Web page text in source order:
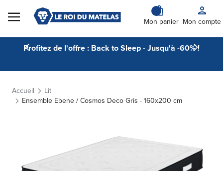
Skip to Content
Mon panier Mon compte
Profitez de l'offre : Back to Sleep - Jusqu'à -60% !
Accueil
Lit
Ensemble Ebene / Cosmos Deco Gris - 160x200 cm